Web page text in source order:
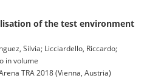
of the test environment
Silvia; Licciardello, Riccardo;
in volume
TRA 2018 (Vienna, Austria)